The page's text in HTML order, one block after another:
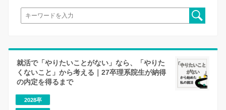
就活で「やりたいことがない」なら、「やりた
くないこと」から考える｜27卒理系院生が納得
の内定を得るまで
2028卒